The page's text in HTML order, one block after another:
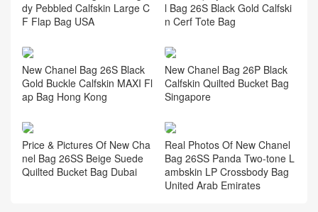
Artisan Brown Chain Suede
Baguette Bag
GCF Burgundy Silver Buckle
Briefcase USA 2026 New Mo
del Full Price List
New Chanel Bag 26S Burgun
dy Pebbled Calfskin Large C
F Flap Bag USA
Price Inquiry For New Chane
l Bag 26S Black Gold Calfski
n Cerf Tote Bag